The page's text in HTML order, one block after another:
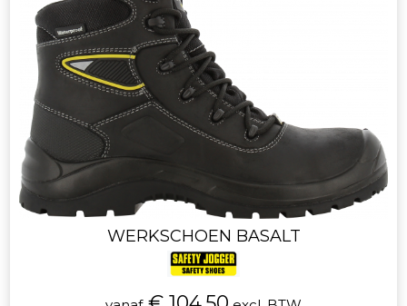
WERKSCHOEN BASALT